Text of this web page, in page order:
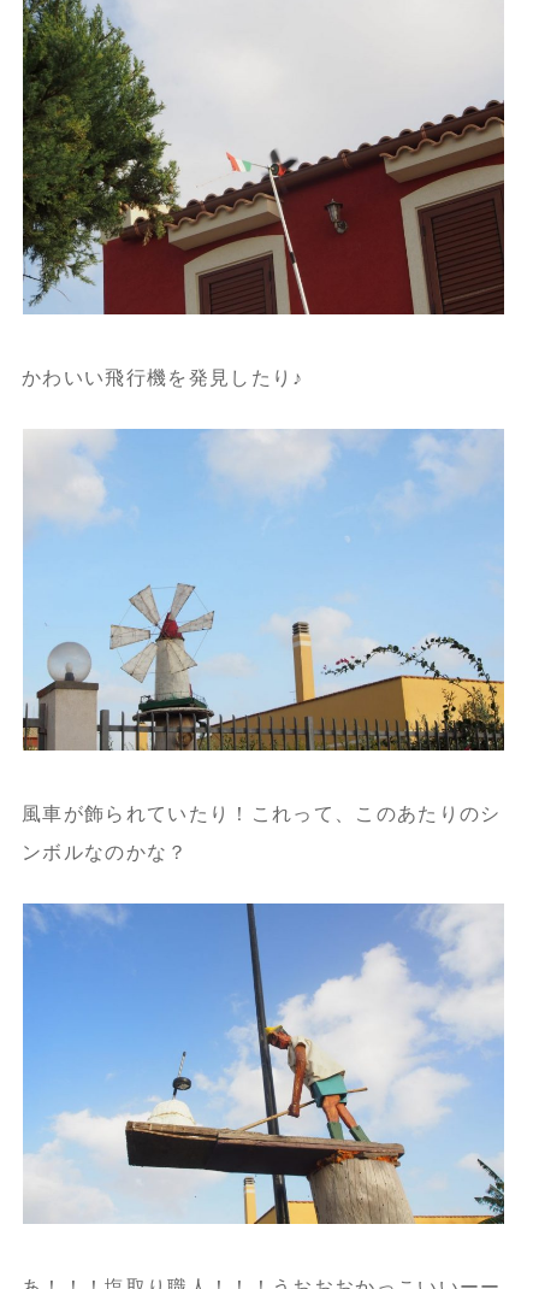
かわいい飛行機を発見したり♪
風車が飾られていたり！これって、このあたりのシ
ンボルなのかな？